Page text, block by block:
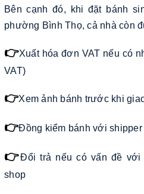
Bên cạnh đó, khi đặt bánh
phường Bình Thọ, cả nhà còn
👉Xuất hóa đơn VAT nếu có
VAT)
👉Xem ảnh bánh trước khi
👉Đồng kiểm bánh với shipper
👉Đổi trả nếu có vấn đề với
shop